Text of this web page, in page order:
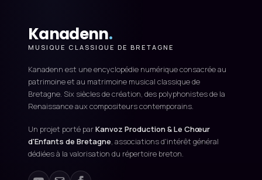
Kanadenn.
MUSIQUE CLASSIQUE DE BRETAGNE
Kanadenn est une encyclopédie numérique consacrée au
patrimoine et au matrimoine musical classique de
Bretagne. Six siècles de création, des polyphonistes de la
Renaissance aux compositeurs contemporains.
Un projet porté parKanvoz Production & Le Chœur
d'Enfants de Bretagne, associations d'intérêt général
dédiées à la valorisation du répertoire breton.